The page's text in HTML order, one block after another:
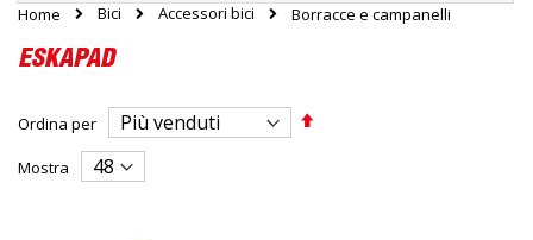
Home Bici Accessori bici Borracce e campanelli
ESKAPAD
Ordina per
Imposta
Mostra